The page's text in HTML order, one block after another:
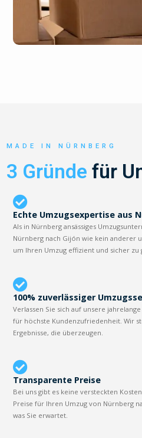
MADE IN NÜRNBERG
3 Gründe für
Echte Umzugsexpertise aus
Als in Nürnberg ansässiges
Nürnberg nach Gijón wie kein anderer
um Ihren Umzug effizient und sicher zu
100% zuverlässiger
Verlassen Sie sich auf unsere
für höchste Kundenzufriedenheit. Wir
Ergebnisse, die überzeugen.
Transparente Preise
Bei uns gibt es keine versteckten
Preise für Ihren Umzug von Nürnberg
was Sie erwartet.